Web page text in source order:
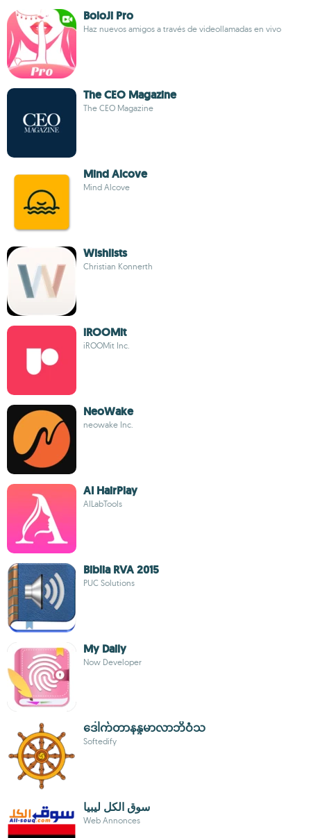
BoloJi Pro
Haz nuevos amigos a través de videollamadas en vivo
The CEO Magazine
The CEO Magazine
Mind Alcove
Mind Alcove
Wishlists
Christian Konnerth
iROOMit
iROOMit Inc.
NeoWake
neowake Inc.
AI HairPlay
AILabTools
Biblia RVA 2015
PUC Solutions
My Daily
Now Developer
ဒေါက်တာနန္ဒမာလာဘိဝံသ
Softedify
سوق الكل ليبيا
Web Annonces